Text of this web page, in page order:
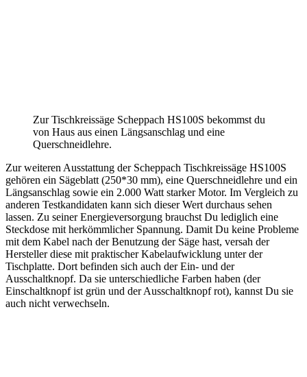
Zur Tischkreissäge Scheppach HS100S bekommst du
von Haus aus einen Längsanschlag und eine
Querschneidlehre.
Zur weiteren Ausstattung der Scheppach Tischkreissäge HS100S
gehören ein Sägeblatt (250*30 mm), eine Querschneidlehre und ein
Längsanschlag sowie ein 2.000 Watt starker Motor. Im Vergleich zu
anderen Testkandidaten kann sich dieser Wert durchaus sehen
lassen. Zu seiner Energieversorgung brauchst Du lediglich eine
Steckdose mit herkömmlicher Spannung. Damit Du keine Probleme
mit dem Kabel nach der Benutzung der Säge hast, versah der
Hersteller diese mit praktischer Kabelaufwicklung unter der
Tischplatte. Dort befinden sich auch der Ein- und der
Ausschaltknopf. Da sie unterschiedliche Farben haben (der
Einschaltknopf ist grün und der Ausschaltknopf rot), kannst Du sie
auch nicht verwechseln.